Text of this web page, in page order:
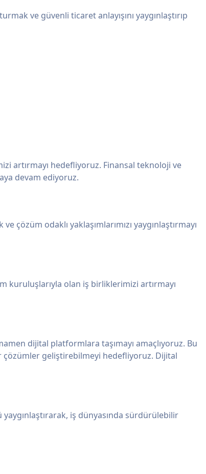
ve güvenli ticaret anlayışını yaygınlaştırıp
artırmayı hedefliyoruz. Finansal teknoloji ve
devam ediyoruz.
odaklı yaklaşımlarımızı yaygınlaştırmayı
kuruluşlarıyla olan iş birliklerimizi artırmayı
dijital platformlara taşımayı amaçlıyoruz. Bu
çözümler geliştirebilmeyi hedefliyoruz. Dijital
iş dünyasında sürdürülebilir